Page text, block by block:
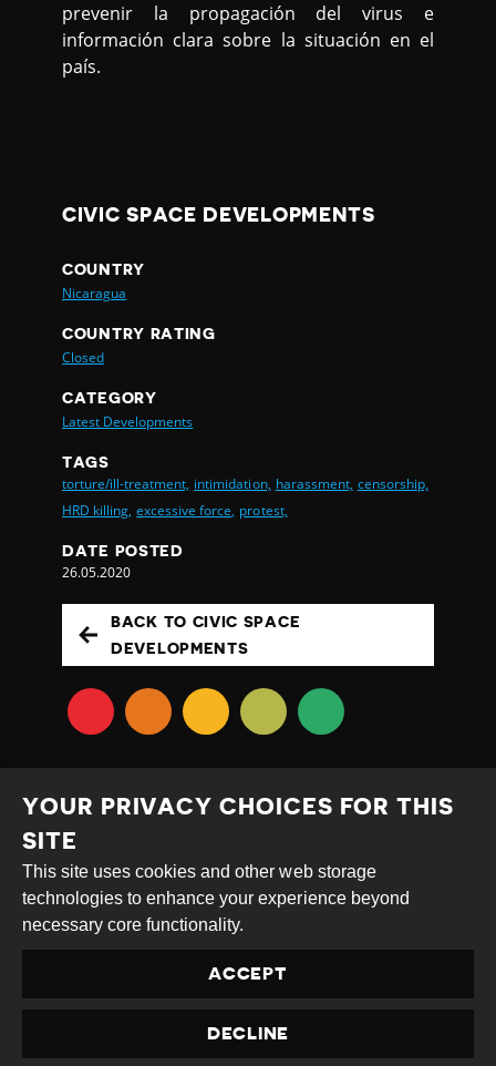
prevenir la propagación del virus e
información clara sobre la situación en el
país.
CIVIC SPACE DEVELOPMENTS
COUNTRY
Nicaragua
COUNTRY RATING
Closed
CATEGORY
Latest Developments
TAGS
torture/ill-treatment, intimidation, harassment, censorship,
HRD killing, excessive force, protest,
DATE POSTED
26.05.2020
BACK TO CIVIC SPACE
DEVELOPMENTS
Creative
Commons
Attribution
Share
This work is licensed under aCreative Commons
Attribution-ShareAlike 4.0 International License
Site byDEV|Login
YOUR PRIVACY CHOICES FOR THIS
SITE
This site uses cookies and other web storage
technologies to enhance your experience beyond
necessary core functionality.
ACCEPT
DECLINE